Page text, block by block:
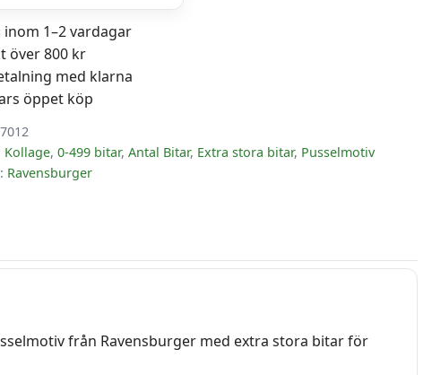
inom 1–2 vardagar
över 800 kr
med klarna
öppet köp
Kollage,0-499 bitar,Antal Bitar, Extra stora bitar, Pusselmotiv
Ravensburger
från Ravensburger med extra stora bitar för